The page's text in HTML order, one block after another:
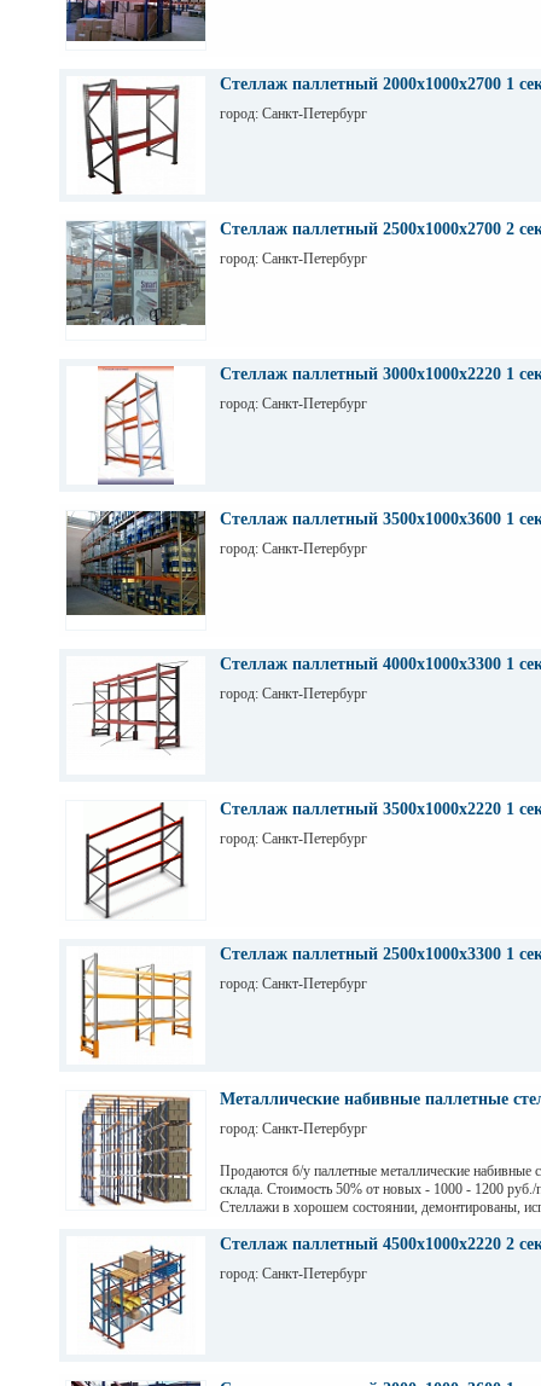
Стеллаж паллетный 2000х1000х2700 1
город: Санкт-Петербург
Стеллаж паллетный 2500х1000х2700 2
город: Санкт-Петербург
Стеллаж паллетный 3000х1000х2220 1
город: Санкт-Петербург
Стеллаж паллетный 3500х1000х3600 1
город: Санкт-Петербург
Стеллаж паллетный 4000х1000х3300 1
город: Санкт-Петербург
Стеллаж паллетный 3500х1000х2220 1
город: Санкт-Петербург
Стеллаж паллетный 2500х1000х3300 1
город: Санкт-Петербург
Металлические набивные паллетные
город: Санкт-Петербург
Продаются б/у паллетные металлические набивные
склада. Стоимость 50% от новых - 1000 - 1200 руб./
Стеллажи в хорошем состоянии, демонтированы,
СПб. Высота 7,5 м (4 паллеты), глубина 12,6 м (12
Стеллаж паллетный 4500х1000х2220 2
город: Санкт-Петербург